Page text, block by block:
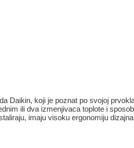
Daikin, koji je poznat po svojoj
ili dva izmenjivaca toplote i
imaju visoku ergonomiju